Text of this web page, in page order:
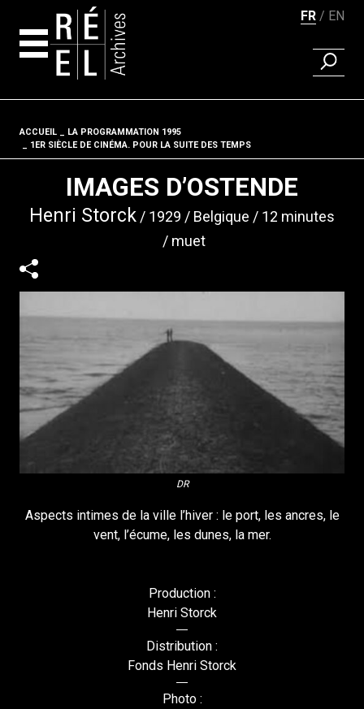
FR EN
ACCUEIL
LA PROGRAMMATION 1995
1ER SIÈCLE DE CINÉMA. POUR LA SUITE DES TEMPS
IMAGES D’OSTENDE
Henri Storck 1929 Belgique
12 minutes
muet
DR
Aspects intimes de la ville l’hiver : le port, les ancres, le
vent, l’écume, les dunes, la mer.
Production :
Henri Storck
Distribution :
Fonds Henri Storck
Photo :